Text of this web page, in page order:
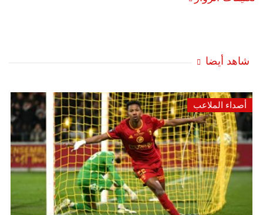
شاهد أيضا
أصداء الملاعب